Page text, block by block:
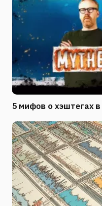
5 мифов о хэштегах